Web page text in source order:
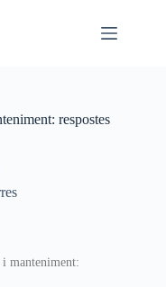
respostes
manteniment: